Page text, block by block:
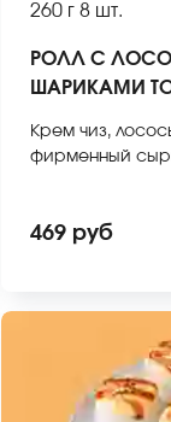
260 г8 шт.
РОЛЛ С
ШАРИКАМИ
Крем чиз,
фирменный
имбирь,
стоимость
469 руб